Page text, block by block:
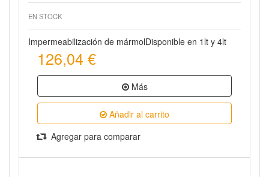
EN STOCK
Impermeabilización de mármolDisponible en 1lt y 4lt
126,04 €
Más
Añadir al carrito
Agregar para comparar